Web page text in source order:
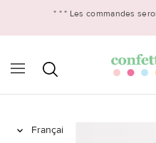
* * * Les commandes
